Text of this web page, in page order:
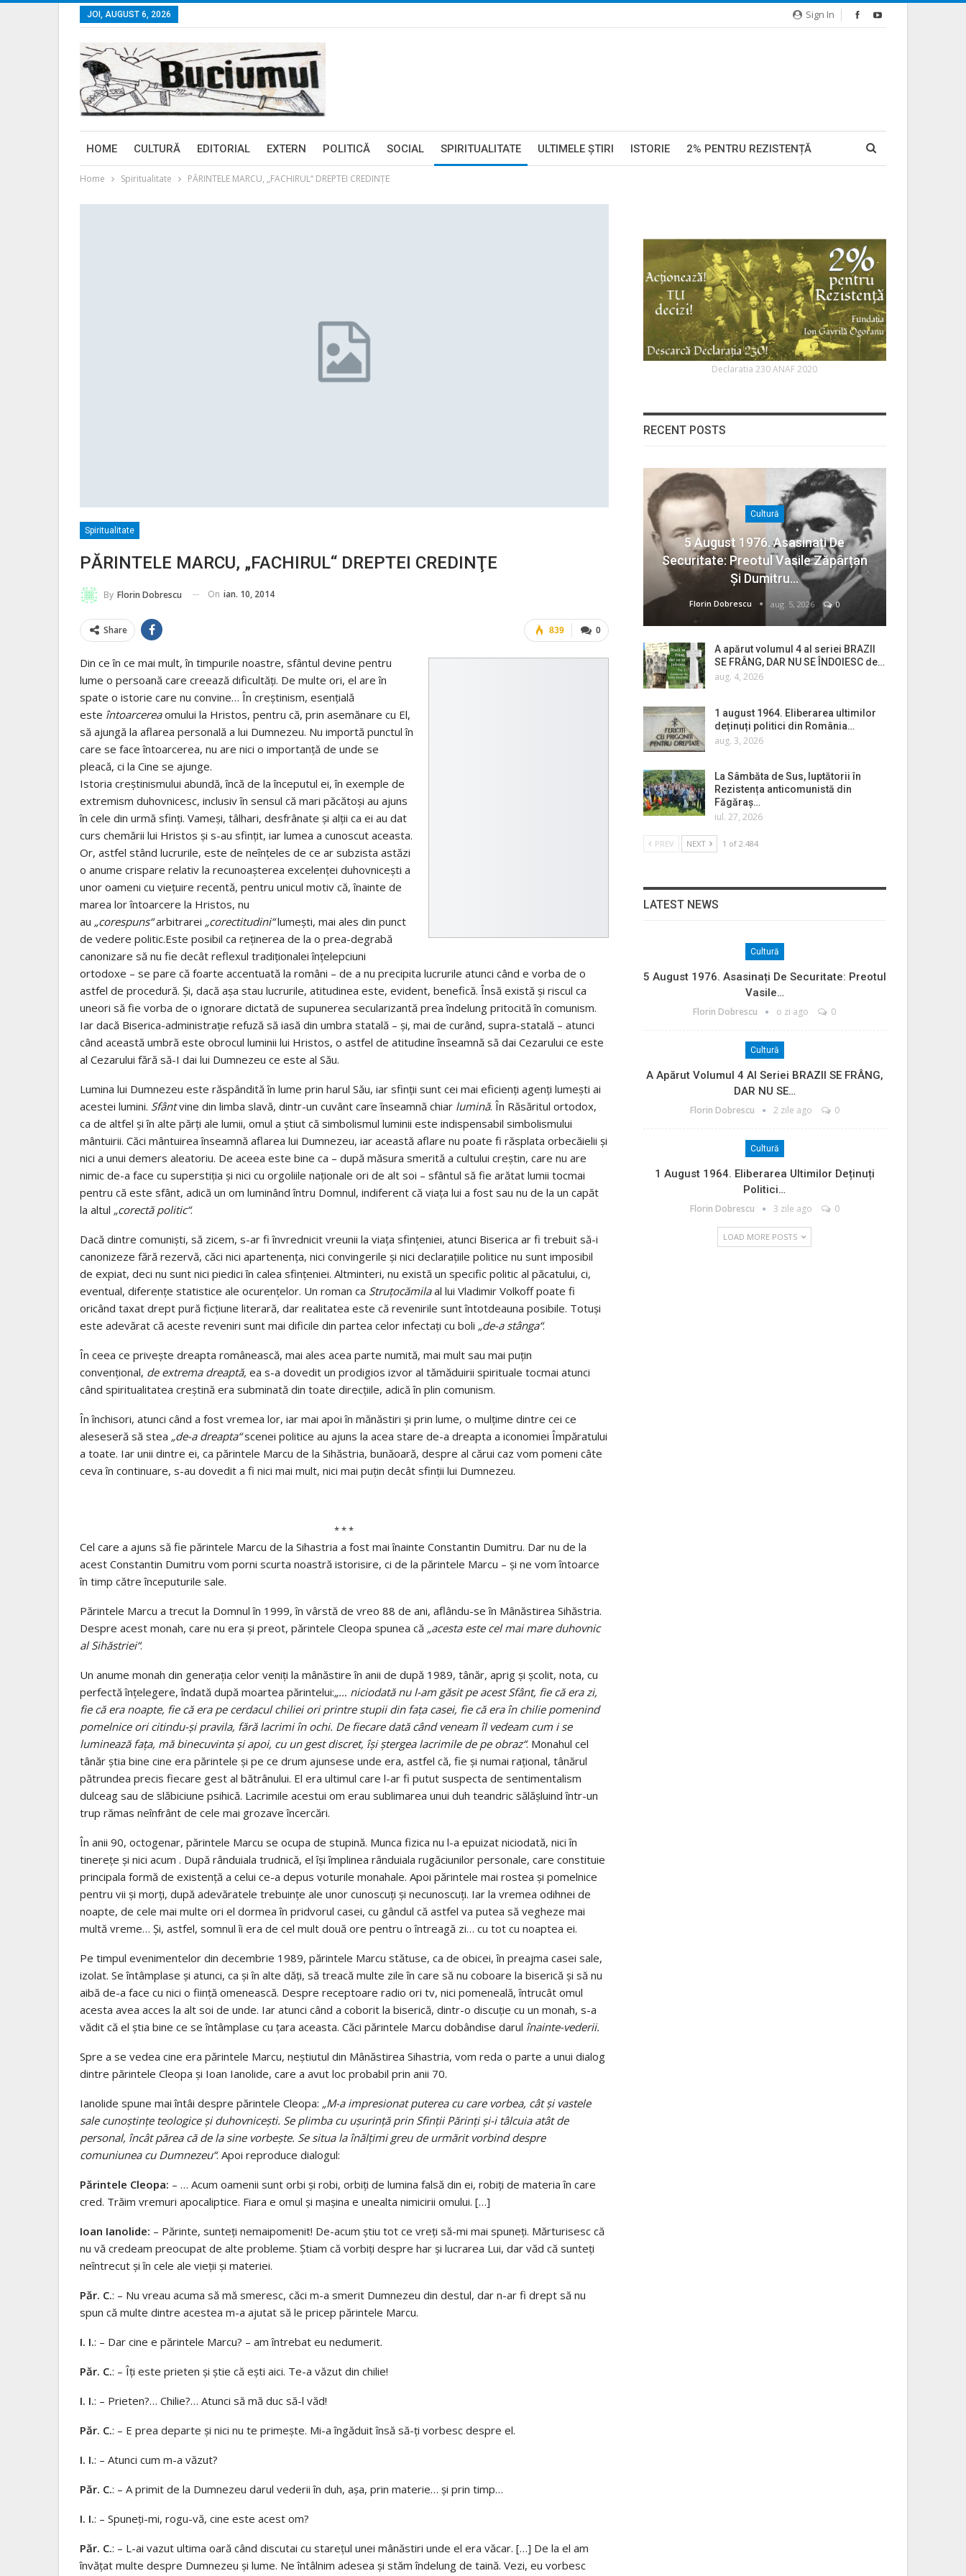
Sign In
JOI, AUGUST 6, 2026
HOME CULTURĂ EDITORIAL EXTERN POLITICĂ SOCIAL SPIRITUALITATE ULTIMELE ŞTIRI ISTORIE 2% PENTRU REZISTENȚĂ
Home Spiritualitate PĂRINTELE MARCU, „FACHIRUL“ DREPTEI CREDINŢE
Spiritualitate
PĂRINTELE MARCU, „FACHIRUL“ DREPTEI CREDINŢE
By Florin Dobrescu On ian. 10, 2014
0
839
Share
Din ce în ce mai mult, în timpurile noastre, sfântul devine pentru
lume o persoană care creează dificultăţi. De multe ori, el are în
spate o istorie care nu convine… În creştinism, esenţială
este întoarcereaomului la Hristos, pentru că, prin asemănare cu El,
să ajungă la aflarea personală a lui Dumnezeu. Nu importă punctul în
care se face întoarcerea, nu are nici o importanţă de unde se
pleacă, ci la Cine se ajunge.
Istoria creştinismului abundă, încă de la începutul ei, în exemple de
extremism duhovnicesc, inclusiv în sensul că mari păcătoşi au ajuns
în cele din urmă sfinţi. Vameşi, tâlhari, desfrânate şi alţii ca ei au dat
curs chemării lui Hristos şi s-au sfinţit, iar lumea a cunoscut aceasta.
Or, astfel stând lucrurile, este de neînţeles de ce ar subzista astăzi
o anume crispare relativ la recunoaşterea excelenţei duhovniceşti a
unor oameni cu vieţuire recentă, pentru unicul motiv că, înainte de
marea lor întoarcere la Hristos, nu
au „corespuns“arbitrarei „corectitudini“lumeşti, mai ales din punct
de vedere politic.Este posibil ca reţinerea de la o prea-degrabă
canonizare să nu fie decât reflexul tradiţionalei înţelepciuni
ortodoxe – se pare că foarte accentuată la români – de a nu precipita lucrurile atunci când e vorba de o
astfel de procedură. Şi, dacă aşa stau lucrurile, atitudinea este, evident, benefică. Însă există şi riscul ca
uneori să fie vorba de o ignorare dictată de supunerea secularizantă prea îndelung pritocită în comunism.
Iar dacă Biserica-administraţie refuză să iasă din umbra statală – şi, mai de curând, supra-statală – atunci
când această umbră este obrocul luminii lui Hristos, o astfel de atitudine înseamnă să dai Cezarului ce este
al Cezarului fără să-I dai lui Dumnezeu ce este al Său.
Lumina lui Dumnezeu este răspândită în lume prin harul Său, iar sfinţii sunt cei mai eficienţi agenţi lumeşti ai
acestei lumini. Sfântvine din limba slavă, dintr-un cuvânt care înseamnă chiar lumină. În Răsăritul ortodox,
ca de altfel şi în alte părţi ale lumii, omul a ştiut că simbolismul luminii este indispensabil simbolismului
mântuirii. Căci mântuirea înseamnă aflarea lui Dumnezeu, iar această aflare nu poate fi răsplata orbecăielii şi
nici a unui demers aleatoriu. De aceea este bine ca – după măsura smerită a cultului creştin, care nu are
nimic de-a face cu superstiţia şi nici cu orgoliile naţionale ori de alt soi – sfântul să fie arătat lumii tocmai
pentru că este sfânt, adică un om luminând întru Domnul, indiferent că viaţa lui a fost sau nu de la un capăt
la altul „corectă politic“.
Dacă dintre comunişti, să zicem, s-ar fi învrednicit vreunii la viaţa sfinţeniei, atunci Biserica ar fi trebuit să-i
canonizeze fără rezervă, căci nici apartenenţa, nici convingerile şi nici declaraţiile politice nu sunt imposibil
de expiat, deci nu sunt nici piedici în calea sfinţeniei. Altminteri, nu există un specific politic al păcatului, ci,
eventual, diferenţe statistice ale ocurenţelor. Un roman ca Struţocămilaal lui Vladimir Volkoff poate fi
oricând taxat drept pură ficţiune literară, dar realitatea este că revenirile sunt întotdeauna posibile. Totuşi
este adevărat că aceste reveniri sunt mai dificile din partea celor infectaţi cu boli „de-a stânga“.
În ceea ce priveşte dreapta românească, mai ales acea parte numită, mai mult sau mai puţin
convenţional, de extrema dreaptă, ea s-a dovedit un prodigios izvor al tămăduirii spirituale tocmai atunci
când spiritualitatea creştină era subminată din toate direcţiile, adică în plin comunism.
În închisori, atunci când a fost vremea lor, iar mai apoi în mănăstiri şi prin lume, o mulţime dintre cei ce
aleseseră să stea „de-a dreapta“scenei politice au ajuns la acea stare de-a dreapta a iconomiei Împăratului
a toate. Iar unii dintre ei, ca părintele Marcu de la Sihăstria, bunăoară, despre al cărui caz vom pomeni câte
ceva în continuare, s-au dovedit a fi nici mai mult, nici mai puţin decât sfinţii lui Dumnezeu.
* * *
Cel care a ajuns să fie părintele Marcu de la Sihastria a fost mai înainte Constantin Dumitru. Dar nu de la
acest Constantin Dumitru vom porni scurta noastră istorisire, ci de la părintele Marcu – şi ne vom întoarce
în timp către începuturile sale.
Părintele Marcu a trecut la Domnul în 1999, în vârstă de vreo 88 de ani, aflându-se în Mânăstirea Sihăstria.
Despre acest monah, care nu era şi preot, părintele Cleopa spunea că „acesta este cel mai mare duhovnic
al Sihăstriei“.
Un anume monah din generaţia celor veniţi la mânăstire în anii de după 1989, tânăr, aprig şi şcolit, nota, cu
perfectă înţelegere, îndată după moartea părintelui:„… niciodată nu l-am găsit pe acest Sfânt, fie că era zi,
fie că era noapte, fie că era pe cerdacul chiliei ori printre stupii din faţa casei, fie că era în chilie pomenind
pomelnice ori citindu-şi pravila, fără lacrimi în ochi. De fiecare dată când veneam îl vedeam cum i se
luminează faţa, mă binecuvinta şi apoi, cu un gest discret, îşi ştergea lacrimile de pe obraz“. Monahul cel
tânăr ştia bine cine era părintele şi pe ce drum ajunsese unde era, astfel că, fie şi numai raţional, tânărul
pătrundea precis fiecare gest al bătrânului. El era ultimul care l-ar fi putut suspecta de sentimentalism
dulceag sau de slăbiciune psihică. Lacrimile acestui om erau sublimarea unui duh teandric sălăşluind într-un
trup rămas neînfrânt de cele mai grozave încercări.
În anii 90, octogenar, părintele Marcu se ocupa de stupină. Munca fizica nu l-a epuizat niciodată, nici în
tinereţe şi nici acum . După rânduiala trudnică, el îşi împlinea rânduiala rugăciunilor personale, care constituie
principala formă de existenţă a celui ce-a depus voturile monahale. Apoi părintele mai rostea şi pomelnice
pentru vii şi morţi, după adevăratele trebuinţe ale unor cunoscuţi şi necunoscuţi. Iar la vremea odihnei de
noapte, de cele mai multe ori el dormea în pridvorul casei, cu gândul că astfel va putea să vegheze mai
multă vreme… Şi, astfel, somnul îi era de cel mult două ore pentru o întreagă zi… cu tot cu noaptea ei.
Pe timpul evenimentelor din decembrie 1989, părintele Marcu stătuse, ca de obicei, în preajma casei sale,
izolat. Se întâmplase şi atunci, ca şi în alte dăţi, să treacă multe zile în care să nu coboare la biserică şi să nu
aibă de-a face cu nici o fiinţă omenească. Despre receptoare radio ori tv, nici pomeneală, întrucât omul
acesta avea acces la alt soi de unde. Iar atunci când a coborit la biserică, dintr-o discuţie cu un monah, s-a
vădit că el ştia bine ce se întâmplase cu ţara aceasta. Căci părintele Marcu dobândise darul înainte-vederii.
Spre a se vedea cine era părintele Marcu, neştiutul din Mânăstirea Sihastria, vom reda o parte a unui dialog
dintre părintele Cleopa şi Ioan Ianolide, care a avut loc probabil prin anii 70.
Ianolide spune mai întâi despre părintele Cleopa: „M-a impresionat puterea cu care vorbea, cât şi vastele
sale cunoştinţe teologice şi duhovniceşti. Se plimba cu uşurinţă prin Sfinţii Părinţi şi-i tâlcuia atât de
personal, încât părea că de la sine vorbeşte. Se situa la înălţimi greu de urmărit vorbind despre
comuniunea cu Dumnezeu“. Apoi reproduce dialogul:
Părintele Cleopa: – … Acum oamenii sunt orbi şi robi, orbiţi de lumina falsă din ei, robiţi de materia în care
cred. Trăim vremuri apocaliptice. Fiara e omul şi maşina e unealta nimicirii omului. […]
Ioan Ianolide: – Părinte, sunteţi nemaipomenit! De-acum ştiu tot ce vreţi să-mi mai spuneţi. Mărturisesc că
nu vă credeam preocupat de alte probleme. Ştiam că vorbiţi despre har şi lucrarea Lui, dar văd că sunteţi
neîntrecut şi în cele ale vieţii şi materiei.
Păr. C.: – Nu vreau acuma să mă smeresc, căci m-a smerit Dumnezeu din destul, dar n-ar fi drept să nu
spun că multe dintre acestea m-a ajutat să le pricep părintele Marcu.
I. I.: – Dar cine e părintele Marcu? – am întrebat eu nedumerit.
Păr. C.: – Îţi este prieten şi ştie că eşti aici. Te-a văzut din chilie!
I. I.: – Prieten?… Chilie?… Atunci să mă duc să-l văd!
Păr. C.: – E prea departe şi nici nu te primeşte. Mi-a îngăduit însă să-ţi vorbesc despre el.
I. I.: – Atunci cum m-a văzut?
Păr. C.: – A primit de la Dumnezeu darul vederii în duh, aşa, prin materie… şi prin timp…
I. I.: – Spuneţi-mi, rogu-vă, cine este acest om?
Păr. C.: – L-ai vazut ultima oară când discutai cu stareţul unei mânăstiri unde el era văcar. […] De la el am
învăţat multe despre Dumnezeu şi lume. Ne întâlnim adesea şi stăm îndelung de taină. Vezi, eu vorbesc
Declaratia 230 ANAF 2020
RECENT POSTS
Cultură
5 August 1976. Asasinați De
Securitate: Preotul Vasile Zăpârțan
Și Dumitru…
Florin Dobrescu aug. 5, 2026 0
A apărut volumul 4 al seriei BRAZII
SE FRÂNG, DAR NU SE ÎNDOIESC de…
aug. 4, 2026
1 august 1964. Eliberarea ultimilor
deținuți politici din România…
aug. 3, 2026
La Sâmbăta de Sus, luptătorii în
Rezistența anticomunistă din
Făgăraș…
iul. 27, 2026
PREV NEXT 1 of 2.484
LATEST NEWS
Cultură
5 August 1976. Asasinați De Securitate: Preotul
Vasile…
Florin Dobrescu o zi ago 0
Cultură
A Apărut Volumul 4 Al Seriei BRAZII SE FRÂNG,
DAR NU SE…
Florin Dobrescu 2 zile ago 0
Cultură
1 August 1964. Eliberarea Ultimilor Deținuți
Politici…
Florin Dobrescu 3 zile ago 0
LOAD MORE POSTS